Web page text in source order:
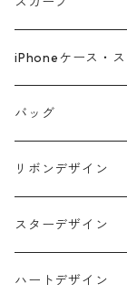
iPhoneケース・
iPhone17シリーズ
バッグ
リボンデザイン
スターデザイン
ハートデザイン